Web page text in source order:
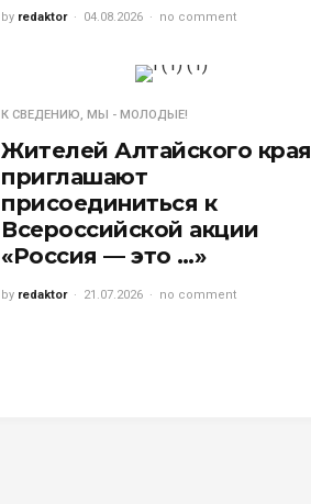
by redaktor 04.08.2026 no comment
К СВЕДЕНИЮ, МЫ - МОЛОДЫЕ!
Жителей Алтайского края
приглашают
присоединиться к
Всероссийской акции
«Россия — это …»
by redaktor 21.07.2026 no comment